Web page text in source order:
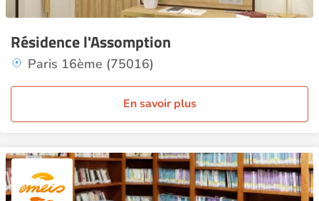
Résidence l'Assomption
Paris 16ème (75016)
En savoir plus